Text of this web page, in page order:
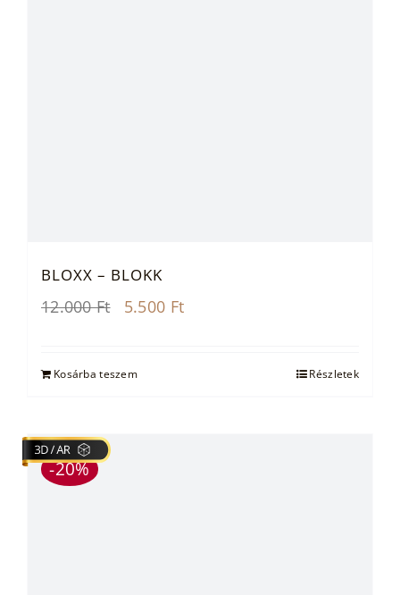
BLOXX – BLOKK
12.000Ft
Original
12.000 Ft.
5.500 Ft
Kosárba teszem Részletek
-20%